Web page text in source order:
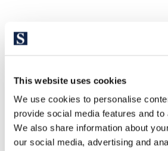
This website uses cookies
We use cookies to personalise
provide social media features and
We also share information about
our social media, advertising and